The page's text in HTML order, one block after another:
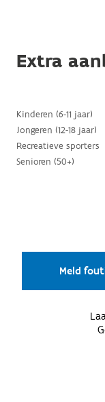
Extra
Kinderen (6-11 jaar)
Jongeren (12-18 jaar)
Recreatieve sporters
Senioren (50+)
Meld